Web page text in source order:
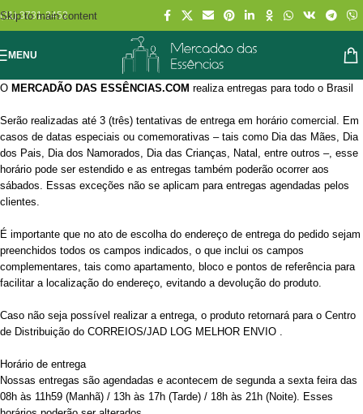
Skip to main content
(11) 3731-2452
MENU
O MERCADÃO DAS ESSÊNCIAS.COM realiza entregas para todo o Brasil
Serão realizadas até 3 (três) tentativas de entrega em horário comercial. Em
casos de datas especiais ou comemorativas – tais como Dia das Mães, Dia
dos Pais, Dia dos Namorados, Dia das Crianças, Natal, entre outros –, esse
horário pode ser estendido e as entregas também poderão ocorrer aos
sábados. Essas exceções não se aplicam para entregas agendadas pelos
clientes.
É importante que no ato de escolha do endereço de entrega do pedido sejam
preenchidos todos os campos indicados, o que inclui os campos
complementares, tais como apartamento, bloco e pontos de referência para
facilitar a localização do endereço, evitando a devolução do produto.
Caso não seja possível realizar a entrega, o produto retornará para o Centro
de Distribuição do CORREIOS/JAD LOG MELHOR ENVIO .
Horário de entrega
Nossas entregas são agendadas e acontecem de segunda a sexta feira das
08h às 11h59 (Manhã) / 13h às 17h (Tarde) / 18h às 21h (Noite). Esses